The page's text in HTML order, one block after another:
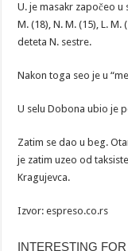
U. je masakr započeo u
M. (18), N. M. (15), L.
deteta N. sestre.
Nakon toga seo je u
U selu Dobona ubio je
Zatim se dao u beg.
je zatim uzeo od
Kragujevca.
Izvor: espreso.co.rs